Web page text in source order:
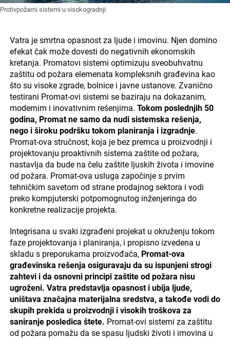
Protivpožarni sistemi u visokogradnji
Vatra je smrtna opasnost za ljude i imovinu. Njen domino
efekat čak može dovesti do negativnih ekonomskih
kretanja. Promatovi sistemi optimizuju sveobuhvatnu
zaštitu od požara elemenata kompleksnih građevina kao
što su visoke zgrade, bolnice i javne ustanove. Zvanično
testirani Promat-ovi sistemi se baziraju na dokazanim,
modernim i inovativnim rešenjima. Tokom poslednjih 50
godina, Promat ne samo da nudi sistemska rešenja,
nego i široku podršku tokom planiranja i izgradnje.
Promat-ova stručnost, koja je bez premca u proizvodnji i
projektovanju proaktivnih sistema zaštite od požara,
nastavlja da bude na čelu zaštite ljuskih života i imovine
od požara. Promat-ova usluga započinje s prvim
tehničkim savetom od strane prodajnog sektora i vodi
preko kompjuterski potpomognutog inženjeringa do
konkretne realizacije projekta.
Integrisana u svaki izgrađeni projekat u okruženju tokom
faze projektovanja i planiranja, i propisno izvedena u
skladu s preporukama proizvođača, Promat-ova
građevinska rešenja osiguravaju da su ispunjeni strogi
zahtevi i da osnovni principi zaštite od požara nisu
ugroženi. Vatra predstavlja opasnost i ubija ljude,
uništava značajna materijalna sredstva, a takođe vodi do
skupih prekida u proizvodnji i visokih troškova za
saniranje posledica štete. Promat-ovi sistemi za zaštitu
od požara pomažu da se spasu ljudski životi i imovina u